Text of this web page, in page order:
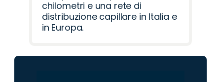
chilometri e una rete di
distribuzione capillare in Italia e
in Europa.